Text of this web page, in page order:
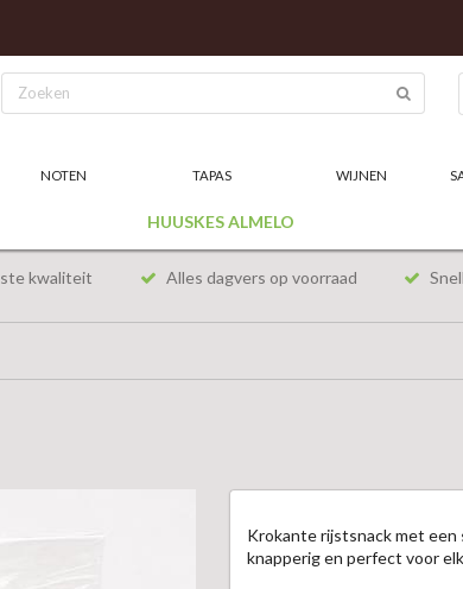
NOTEN TAPAS WIJNEN
HUUSKES ALMELO
kwaliteit Alles dagvers op voorraad
Krokante rijstsnack met een
knapperig en perfect voor